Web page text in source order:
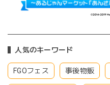
人気のキーワード
FGOフェス 事後物販